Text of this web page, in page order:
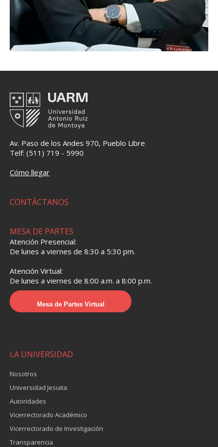
Av. Paso de los Andes 970, Pueblo Libre
Telf: (511) 719 - 5990
Cómo llegar
CONTÁCTANOS
MESA DE PARTES
Atención Presencial:
De lunes a viernes de 8:30 a 5:30 pm.
Atención Virtual:
De lunes a viernes de 8:00 a.m. a 8:00 p.m.
Mesa de Partes Virtual
LA UNIVERSIDAD
Nosotros
Universidad Jesuita
Autoridades
Vicerrectorado Académico
Vicerrectorado de Investigación
Transparencia